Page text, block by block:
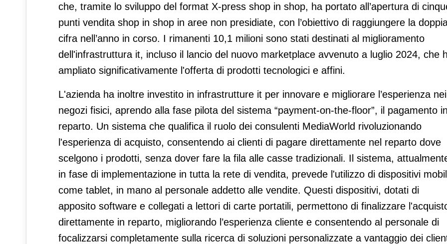
che, tramite lo sviluppo del format X-press shop in shop, ha portato all’apertura di
punti vendita shop in shop in aree non presidiate, con l’obiettivo di raggiungere la
cifra nell’anno in corso. I rimanenti 10,1 milioni sono stati destinati al miglioramento
dell'infrastruttura it, incluso il lancio del nuovo marketplace avvenuto a luglio 2024, che
ampliato significativamente l'offerta di prodotti tecnologici e affini.
L'azienda ha inoltre investito in infrastrutture it per innovare e migliorare l’esperienza nei
negozi fisici, aprendo alla fase pilota del sistema “payment-on-the-floor”, il pagamento in
reparto. Un sistema che qualifica il ruolo dei consulenti MediaWorld rivoluzionando
l'esperienza di acquisto, consentendo ai clienti di pagare direttamente nel reparto dove
scelgono i prodotti, senza dover fare la fila alle casse tradizionali. Il sistema,
in fase di implementazione in tutta la rete di vendita, prevede l'utilizzo di dispositivi
come tablet, in mano al personale addetto alle vendite. Questi dispositivi, dotati di
apposito software e collegati a lettori di carte portatili, permettono di finalizzare
direttamente in reparto, migliorando l’esperienza cliente e consentendo al personale di
focalizzarsi completamente sulla ricerca di soluzioni personalizzate a vantaggio dei